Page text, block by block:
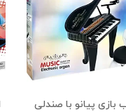
بازی پیانو با صندلی